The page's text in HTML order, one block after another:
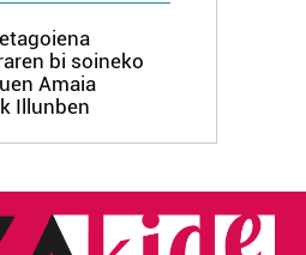
bi soineko
Amaia
Illunben